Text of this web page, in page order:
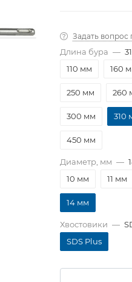
который
Задать вопрос
Длина бура —
110 мм
160
250 мм 260
300 мм 310
450 мм
Диаметр, мм —
10 мм
11 мм
14 мм
Хвостовики —
SDS Plus